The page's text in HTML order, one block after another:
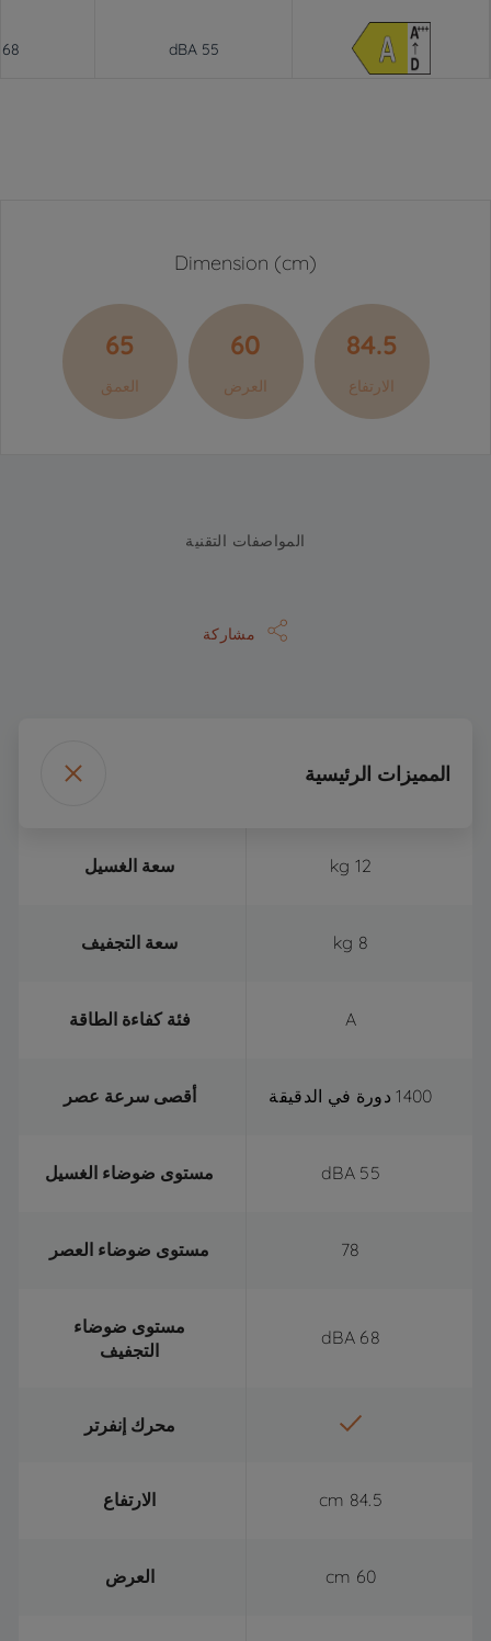
55 dBA
68 dBA
Dimension (cm)
84.5
الارتفاع
60
العرض
65
العمق
المواصفات التقنية
مشاركة
المميزات الرئيسية
سعة الغسيل 12 kg
سعة التجفيف 8 kg
فئة كفاءة الطاقة A
أقصى سرعة عصر 1400 دورة في الدقيقة
مستوى ضوضاء الغسيل 55 dBA
مستوى ضوضاء العصر 78
مستوى ضوضاء
التجفيف
68 dBA
محرك إنفرتر
الارتفاع 84.5 cm
العرض 60 cm